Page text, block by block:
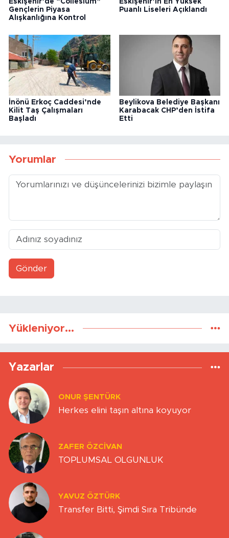
Gençlerin Piyasa
Alışkanlığına Kontrol
Puanlı Liseleri Açıklandı
İnönü Erkoç Caddesi’nde
Kilit Taş Çalışmaları
Başladı
Beylikova Belediye Başkanı
Karabacak CHP’den İstifa
Etti
Yorumlar
Gönder
Yükleniyor...
Yazarlar
ONUR ŞENTÜRK
Herkes elini taşın altına koyuyor
ZAFER ÖZCIVAN
TOPLUMSAL OLGUNLUK
YAVUZ ÖZTÜRK
Transfer Bitti, Şimdi Sıra Tribünde